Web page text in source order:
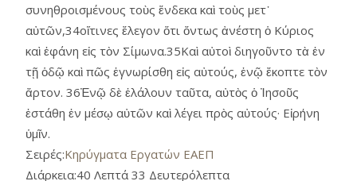
συνηθροισμένους τοὺς ἕνδεκα καὶ τοὺς μετ᾿
αὐτῶν,34οἵτινες ἔλεγον ὅτι ὄντως ἀνέστη ὁ Κύριος
καὶ ἐφάνη εἰς τὸν Σίμωνα.35Καὶ αὐτοὶ διηγοῦντο τὰ ἐν
τῇ ὁδῷ καὶ πῶς ἐγνωρίσθη εἰς αὐτούς, ἐνῷ ἔκοπτε τὸν
ἄρτον. 36Ἐνῷ δὲ ἐλάλουν ταῦτα, αὐτὸς ὁ Ἰησοῦς
ἐστάθη ἐν μέσῳ αὐτῶν καὶ λέγει πρὸς αὐτούς· Εἰρήνη
ὑμῖν.
Σειρές:Κηρύγματα Εργατών ΕΑΕΠ
Διάρκεια:40 Λεπτά 33 Δευτερόλεπτα